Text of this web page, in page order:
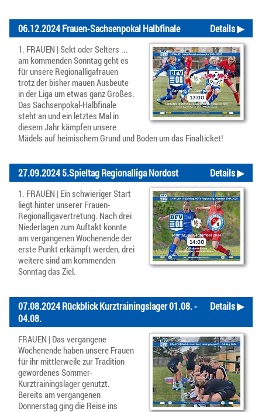
Details ▶
06.12.2024 Frauen-Sachsenpokal Halbfinale
1. FRAUEN | Sekt oder Selters ...
am kommenden Sonntag geht es
für unsere Regionalligafrauen
trotz der bisher mauen Ausbeute
in der Liga um etwas ganz Großes.
Das Sachsenpokal-Halbfinale
steht an und ein letztes Mal in
diesem Jahr kämpfen unsere
Mädels auf heimischem Grund und Boden um das Finalticket!
Details ▶
27.09.2024 5.Spieltag Regionalliga Nordost
1. FRAUEN | Ein schwieriger Start
liegt hinter unserer Frauen-
Regionalligavertretung. Nach drei
Niederlagen zum Auftakt konnte
am vergangenen Wochenende der
erste Punkt erkämpft werden, drei
weitere sind am kommenden
Sonntag das Ziel.
Details ▶
07.08.2024 Rückblick Kurztrainingslager 01.08. -
04.08.
FRAUEN | Das vergangene
Wochenende haben unsere Frauen
für ihr mittlerweile zur Tradition
gewordenes Sommer-
Kurztrainingslager genutzt.
Bereits am vergangenen
Donnerstag ging die Reise ins